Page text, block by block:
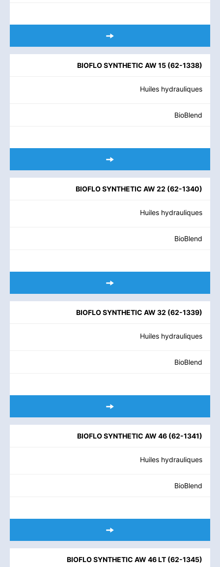
BIOFLO SYNTHETIC AW 15 (62-1338)
Huiles hydrauliques
BioBlend
BIOFLO SYNTHETIC AW 22 (62-1340)
Huiles hydrauliques
BioBlend
BIOFLO SYNTHETIC AW 32 (62-1339)
Huiles hydrauliques
BioBlend
BIOFLO SYNTHETIC AW 46 (62-1341)
Huiles hydrauliques
BioBlend
BIOFLO SYNTHETIC AW 46 LT (62-1345)